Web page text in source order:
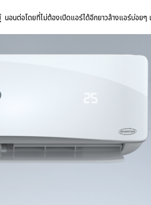
นต่อโดยที่ไม่ต้องเปิดแอร์ได้อีกยาวล้างแอร์บ่อยๆ